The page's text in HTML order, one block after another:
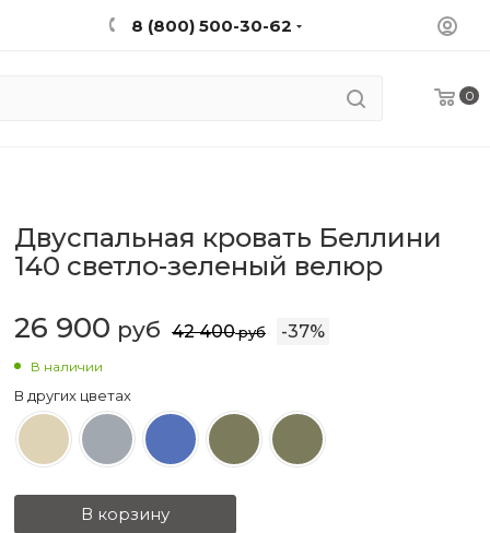
8 (800) 500-30-62
0
Двуспальная кровать Беллини
140 светло-зеленый велюр
26 900 руб 42 400руб -37%
В наличии
В других цветах
В корзину